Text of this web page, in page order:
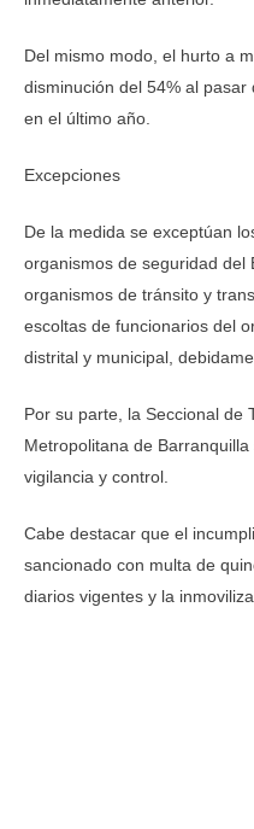
Del mismo modo, el hurto a
disminución del 54% al
en el último año.
Excepciones
De la medida se exceptúan
organismos de seguridad del
organismos de tránsito y
escoltas de funcionarios del
distrital y municipal,
Por su parte, la Seccional de
Metropolitana de
vigilancia y control.
Cabe destacar que el
sancionado con multa de
diarios vigentes y la